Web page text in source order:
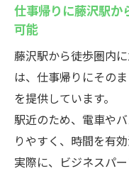
仕事帰りに藤沢駅か
可能
藤沢駅から徒歩圏内
は、仕事帰りにその
を提供しています。
駅近のため、電車や
りやすく、時間を有
実際に、ビジネスパ